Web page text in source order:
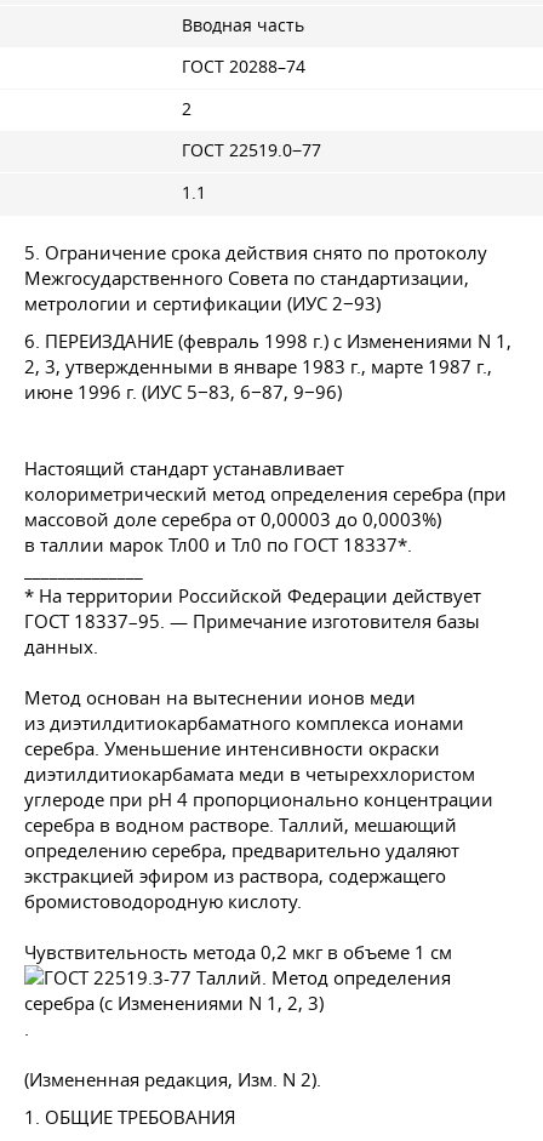
Вводная часть
ГОСТ 20288–74
2
ГОСТ 22519.0−77
1.1
5. Ограничение срока действия снято по протоколу
Межгосударственного Совета по стандартизации,
метрологии и сертификации (ИУС 2−93)
6. ПЕРЕИЗДАНИЕ (февраль 1998 г.) с Изменениями N 1,
2, 3, утвержденными в январе 1983 г., марте 1987 г.,
июне 1996 г. (ИУС 5−83, 6−87, 9−96)
Настоящий стандарт устанавливает
колориметрический метод определения серебра (при
массовой доле серебра от 0,00003 до 0,0003%)
в таллии марок Тл00 и Тл0 по ГОСТ 18337*.
* На территории Российской Федерации действует
ГОСТ 18337–95. — Примечание изготовителя базы
данных.
Метод основан на вытеснении ионов меди
из диэтилдитиокарбаматного комплекса ионами
серебра. Уменьшение интенсивности окраски
диэтилдитиокарбамата меди в четыреххлористом
углероде при рН 4 пропорционально концентрации
серебра в водном растворе. Таллий, мешающий
определению серебра, предварительно удаляют
экстракцией эфиром из раствора, содержащего
бромистоводородную кислоту.
Чувствительность метода 0,2 мкг в объеме 1 см
.
(Измененная редакция, Изм. N 2).
1. ОБЩИЕ ТРЕБОВАНИЯ